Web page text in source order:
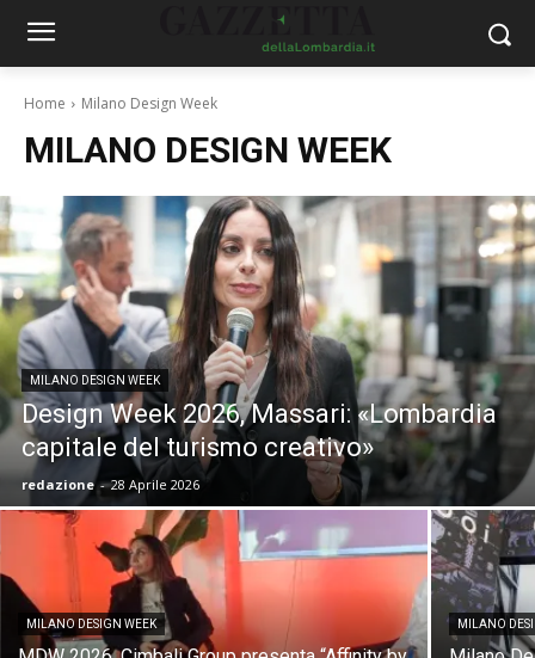
Home Milano Design Week
MILANO DESIGN WEEK
MILANO DESIGN WEEK
Design Week 2026, Massari: «Lombardia
capitale del turismo creativo»
redazione - 28 Aprile 2026
MILANO DESIGN WEEK MILANO